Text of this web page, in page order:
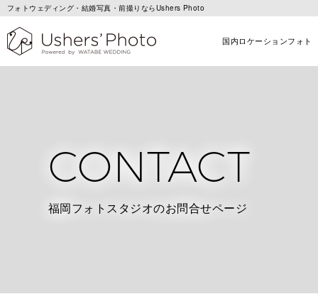
国内ロケーションフォト
フォトウェディング・結婚写真・前撮りならUshers Photo
CONTACT
福岡フォトスタジオのお問合せページ